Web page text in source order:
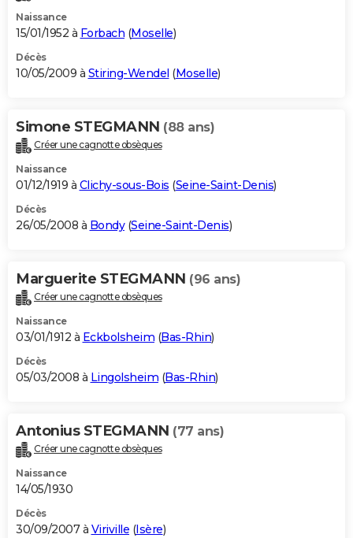
Naissance
15/01/1952 à Forbach (Moselle)
Décès
10/05/2009 à Stiring-Wendel (Moselle)
Simone STEGMANN (88 ans)
Créer une cagnotte obsèques
Naissance
01/12/1919 à Clichy-sous-Bois (Seine-Saint-Denis)
Décès
26/05/2008 à Bondy(Seine-Saint-Denis)
Marguerite STEGMANN (96 ans)
Créer une cagnotte obsèques
Naissance
03/01/1912 à Eckbolsheim (Bas-Rhin)
Décès
05/03/2008 à Lingolsheim (Bas-Rhin)
Antonius STEGMANN (77 ans)
Créer une cagnotte obsèques
Naissance
14/05/1930
Décès
30/09/2007 à Viriville (Isère)